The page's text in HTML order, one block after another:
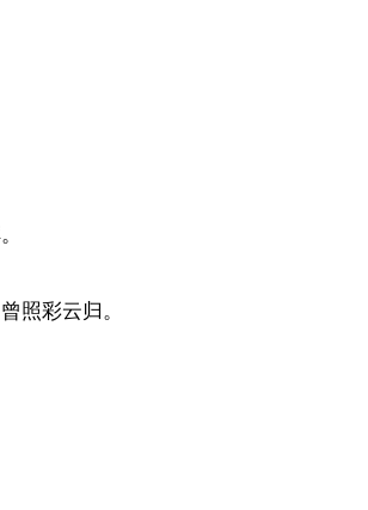
照彩云归。